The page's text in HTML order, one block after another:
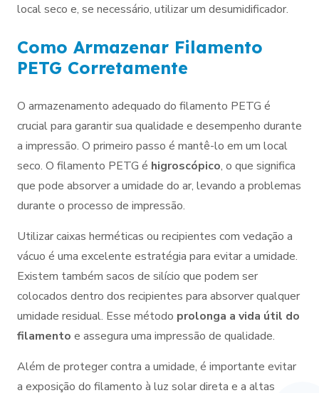
local seco e, se necessário, utilizar um desumidificador.
Como Armazenar Filamento
PETG Corretamente
O armazenamento adequado do filamento PETG é
crucial para garantir sua qualidade e desempenho durante
a impressão. O primeiro passo é mantê-lo em um local
seco. O filamento PETG é higroscópico, o que significa
que pode absorver a umidade do ar, levando a problemas
durante o processo de impressão.
Utilizar caixas herméticas ou recipientes com vedação a
vácuo é uma excelente estratégia para evitar a umidade.
Existem também sacos de silício que podem ser
colocados dentro dos recipientes para absorver qualquer
umidade residual. Esse método prolonga a vida útil do
filamento e assegura uma impressão de qualidade.
Além de proteger contra a umidade, é importante evitar
a exposição do filamento à luz solar direta e a altas